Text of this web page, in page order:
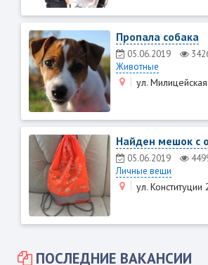
Пропала собака
05.06.2019
Животные
ул.
Найден мешок с
05.06.2019
Личные вещи
ул. Конституции
ПОСЛЕДНИЕ ВАКАНСИИ